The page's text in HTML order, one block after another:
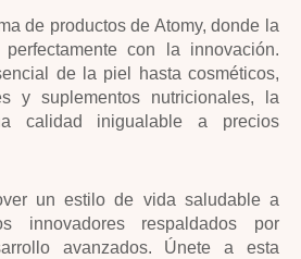
de productos de Atomy, donde la
con la innovación.
de la piel hasta cosméticos,
y suplementos nutricionales, la
calidad inigualable a precios
un estilo de vida saludable a
innovadores respaldados por
avanzados. Únete a esta